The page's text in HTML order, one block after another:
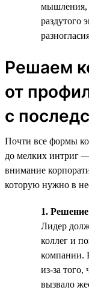
мышления,
раздутого
Решаем
от
с
Почти все формы
до мелких интриг
внимание
которую нужно в
1.
Лидер
коллег и
компании.
из-за того,
вызвало